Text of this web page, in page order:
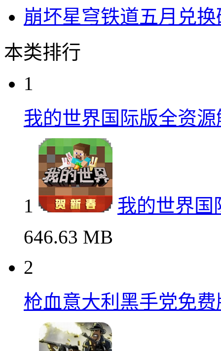
崩坏星穹铁道五月兑
本类排行
1
我的世界国际版全资
1
我的世界国
646.63 MB
2
枪血意大利黑手党免